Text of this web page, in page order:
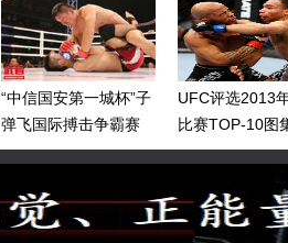
感眼神清纯
“中信国安第一城杯”子
弹飞国际搏击争霸赛
UFC评选2013
比赛TOP-10图